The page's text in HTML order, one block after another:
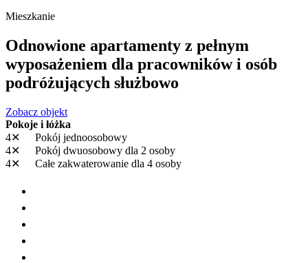
Mieszkanie
Odnowione apartamenty z pełnym
wyposażeniem dla pracowników i osób
podróżujących służbowo
Zobacz objekt
Pokoje i łóżka
4✕
Pokój jednoosobowy
4✕
Pokój dwuosobowy dla 2 osoby
4✕
Całe zakwaterowanie dla 4 osoby